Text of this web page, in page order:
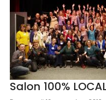
Salon 100%